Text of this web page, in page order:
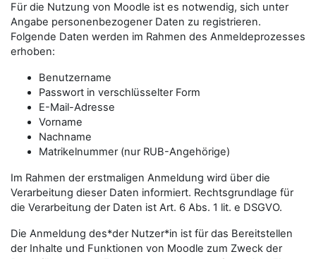
Für die Nutzung von Moodle ist es notwendig, sich unter
Angabe personenbezogener Daten zu registrieren.
Folgende Daten werden im Rahmen des Anmeldeprozesses
erhoben:
Benutzername
Passwort in verschlüsselter Form
E-Mail-Adresse
Vorname
Nachname
Matrikelnummer (nur RUB-Angehörige)
Im Rahmen der erstmaligen Anmeldung wird über die
Verarbeitung dieser Daten informiert. Rechtsgrundlage für
die Verarbeitung der Daten ist Art. 6 Abs. 1 lit. e DSGVO.
Die Anmeldung des*der Nutzer*in ist für das Bereitstellen
der Inhalte und Funktionen von Moodle zum Zweck der